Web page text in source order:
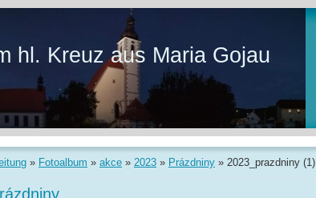
hl. Kreuz aus Maria Gojau
» Fotoalbum » akce » 2023 » Prázdniny » 2023_prazdniny (1)